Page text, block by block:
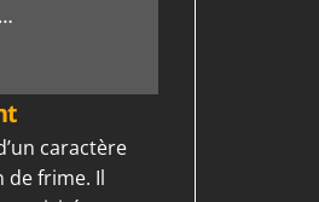
caractère
de frime. Il